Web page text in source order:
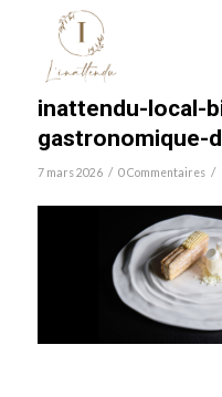
inattendu-local-
gastronomique-
7 mars 2026 / 0 Commentaires /